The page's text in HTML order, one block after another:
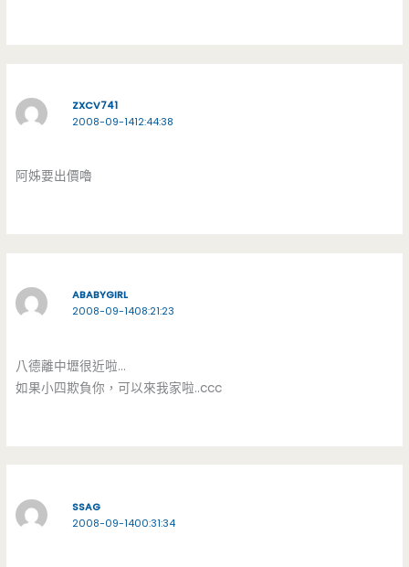
ZXCV741
2008-09-1412:44:38
阿姊要出價嚕
ABABYGIRL
2008-09-1408:21:23
八德離中壢很近啦…
如果小四欺負你，可以來我家啦..ccc
SSAG
2008-09-1400:31:34